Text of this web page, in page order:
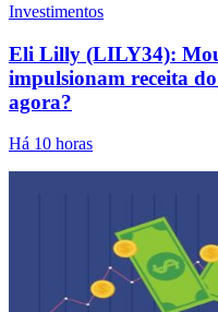
Investimentos
Eli Lilly (LILY34):
impulsionam receita
agora?
Há 10 horas